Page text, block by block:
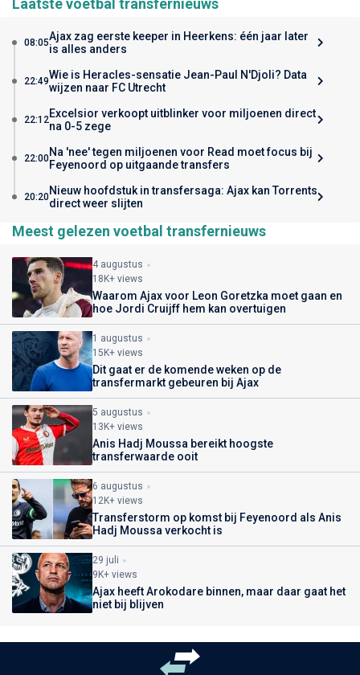
Laatste voetbal transfernieuws
08:05Ajax zag eerste keeper in Heerkens: één jaar later
is alles anders
22:49Wie is Heracles-sensatie Jean-Paul N'Djoli? Data
wijzen naar FC Utrecht
22:12Excelsior verkoopt uitblinker voor miljoenen direct
na 0-5 zege
22:00Na 'nee' tegen miljoenen voor Read moet focus bij
Feyenoord op uitgaande transfers
20:20Nieuw hoofdstuk in transfersaga: Ajax kan Torrents
direct weer slijten
Meest gelezen voetbal transfernieuws
4 augustus
18K+ views
Waarom Ajax voor Leon Goretzka moet gaan en
hoe Jordi Cruijff hem kan overtuigen
1 augustus
15K+ views
Dit gaat er de komende weken op de
transfermarkt gebeuren bij Ajax
5 augustus
13K+ views
Anis Hadj Moussa bereikt hoogste
transferwaarde ooit
6 augustus
12K+ views
Transferstorm op komst bij Feyenoord als Anis
Hadj Moussa verkocht is
29 juli
9K+ views
Ajax heeft Arokodare binnen, maar daar gaat het
niet bij blijven